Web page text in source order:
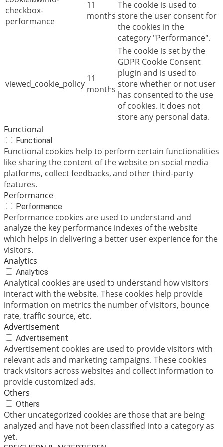
checkbox-
performance
11
months
The cookie is used to
store the user consent for
the cookies in the
category "Performance".
viewed_cookie_policy 11
months
The cookie is set by the
GDPR Cookie Consent
plugin and is used to
store whether or not user
has consented to the use
of cookies. It does not
store any personal data.
Functional
Functional
Functional cookies help to perform certain functionalities
like sharing the content of the website on social media
platforms, collect feedbacks, and other third-party
features.
Performance
Performance
Performance cookies are used to understand and
analyze the key performance indexes of the website
which helps in delivering a better user experience for the
visitors.
Analytics
Analytics
Analytical cookies are used to understand how visitors
interact with the website. These cookies help provide
information on metrics the number of visitors, bounce
rate, traffic source, etc.
Advertisement
Advertisement
Advertisement cookies are used to provide visitors with
relevant ads and marketing campaigns. These cookies
track visitors across websites and collect information to
provide customized ads.
Others
Others
Other uncategorized cookies are those that are being
analyzed and have not been classified into a category as
yet.